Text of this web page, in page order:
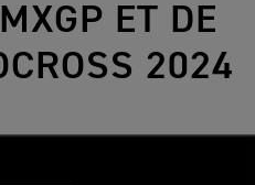
ET DE
2024